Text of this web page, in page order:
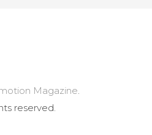
Magazine.
reserved.